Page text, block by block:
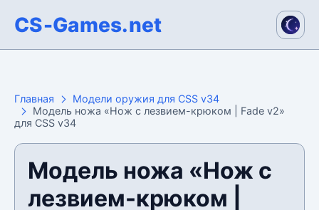
CS-Games.net
Главная
Модели оружия для CSS v34
Модель ножа «Нож с лезвием-крюком | Fade v2»
для CSS v34
Модель ножа «Нож с
лезвием-крюком |